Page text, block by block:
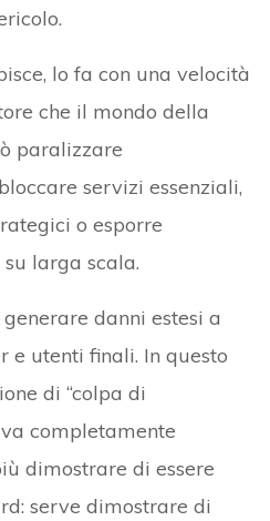
lo fa con una velocità
che il mondo della
paralizzare
servizi essenziali,
o esporre
larga scala.
danni estesi a
e utenti finali. In questo
di “colpa di
va completamente
dimostrare di essere
serve dimostrare di